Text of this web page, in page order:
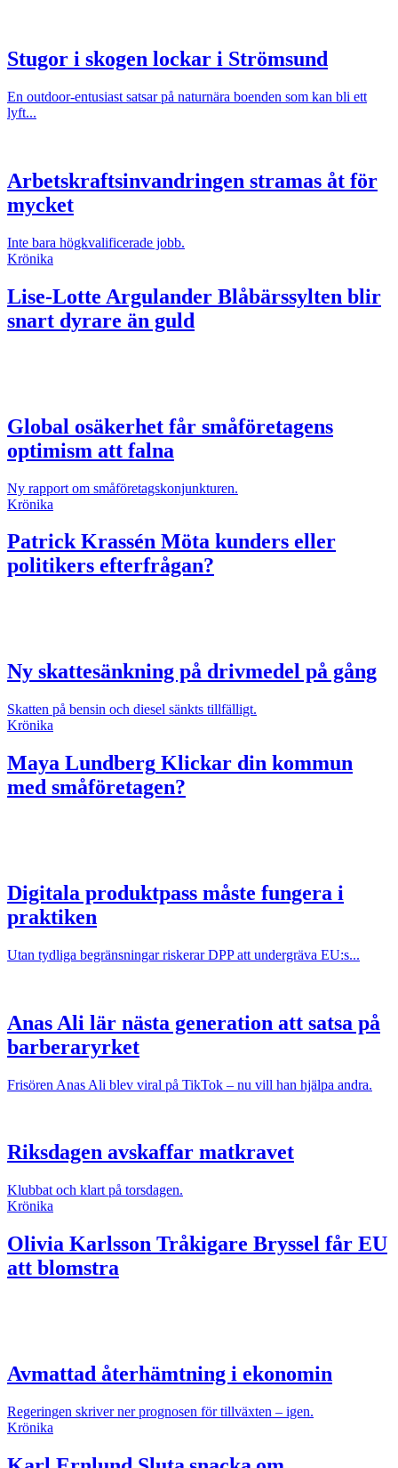
Stugor i skogen lockar i Strömsund
En outdoor-entusiast satsar på naturnära boenden som kan bli ett
lyft...
Arbetskraftsinvandringen stramas åt för
mycket
Inte bara högkvalificerade jobb.
Krönika
Lise-Lotte Argulander Blåbärssylten blir
snart dyrare än guld
Global osäkerhet får småföretagens
optimism att falna
Ny rapport om småföretagskonjunkturen.
Krönika
Patrick Krassén Möta kunders eller
politikers efterfrågan?
Ny skattesänkning på drivmedel på gång
Skatten på bensin och diesel sänkts tillfälligt.
Krönika
Maya Lundberg Klickar din kommun
med småföretagen?
Digitala produktpass måste fungera i
praktiken
Utan tydliga begränsningar riskerar DPP att undergräva EU:s...
Anas Ali lär nästa generation att satsa på
barberaryrket
Frisören Anas Ali blev viral på TikTok – nu vill han hjälpa andra.
Riksdagen avskaffar matkravet
Klubbat och klart på torsdagen.
Krönika
Olivia Karlsson Tråkigare Bryssel får EU
att blomstra
Avmattad återhämtning i ekonomin
Regeringen skriver ner prognosen för tillväxten – igen.
Krönika